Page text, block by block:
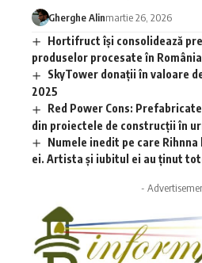
Gherghe Alinmartie 26, 2026
Hortifruct își consolidează
produselor procesate în România
SkyTower donații în valoare
2025
Red Power Cons:
din proiectele de construcții în
Numele inedit pe care
ei. Artista și iubitul ei au ținut
-